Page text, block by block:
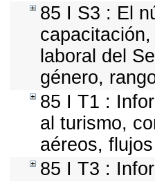
85 I S3 : El
laboral del
género,
85 I T1 :
al turismo,
aéreos,
85 I T3 :